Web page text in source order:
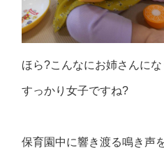
ほら?こんなにお姉さんに
すっかり女子ですね?
保育園中に響き渡る鳴き声